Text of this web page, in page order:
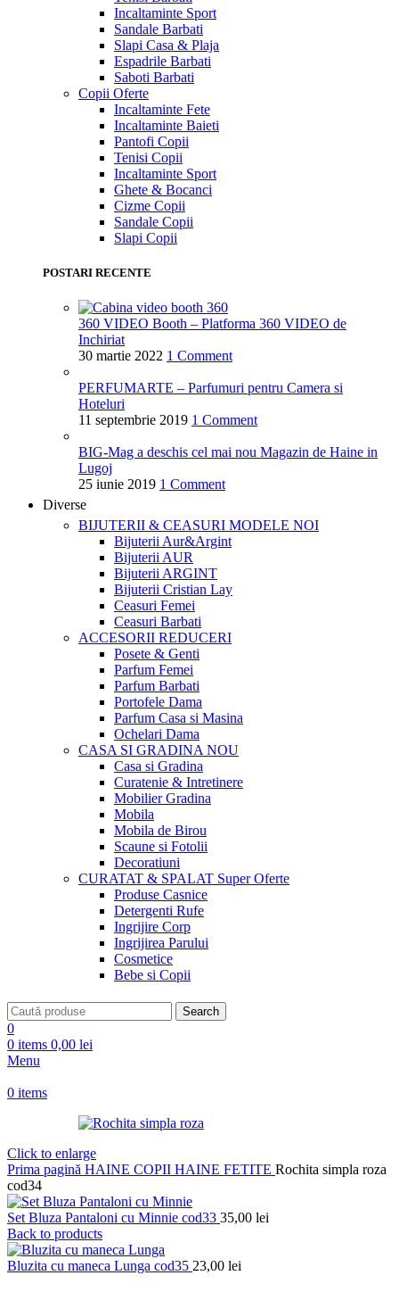
Incaltaminte Sport
Sandale Barbati
Slapi Casa & Plaja
Espadrile Barbati
Saboti Barbati
Copii Oferte
Incaltaminte Fete
Incaltaminte Baieti
Pantofi Copii
Tenisi Copii
Incaltaminte Sport
Ghete & Bocanci
Cizme Copii
Sandale Copii
Slapi Copii
POSTARI RECENTE
360 VIDEO Booth – Platforma 360 VIDEO de
Inchiriat
30 martie 2022 1 Comment
PERFUMARTE – Parfumuri pentru Camera si
Hoteluri
11 septembrie 2019 1 Comment
BIG-Mag a deschis cel mai nou Magazin de Haine in
Lugoj
25 iunie 2019 1 Comment
Diverse
BIJUTERII & CEASURI MODELE NOI
Bijuterii Aur&Argint
Bijuterii AUR
Bijuterii ARGINT
Bijuterii Cristian Lay
Ceasuri Femei
Ceasuri Barbati
ACCESORII REDUCERI
Posete & Genti
Parfum Femei
Parfum Barbati
Portofele Dama
Parfum Casa si Masina
Ochelari Dama
CASA SI GRADINANOU
Casa si Gradina
Curatenie & Intretinere
Mobilier Gradina
Mobila
Mobila de Birou
Scaune si Fotolii
Decoratiuni
CURATAT & SPALAT Super Oferte
Produse Casnice
Detergenti Rufe
Ingrijire Corp
Ingrijirea Parului
Cosmetice
Bebe si Copii
Search
0
0 items 0,00 lei
Menu
0 items
Click to enlarge
Prima pagină HAINE COPII HAINE FETITE Rochita simpla roza
cod34
Set Bluza Pantaloni cu Minnie cod33 35,00 lei
Back to products
Bluzita cu maneca Lunga cod35 23,00 lei